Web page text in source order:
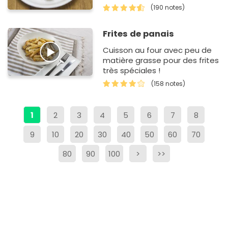
(190 notes)
Frites de panais
Cuisson au four avec peu de
matière grasse pour des frites
très spéciales !
(158 notes)
1 2 3 4 5 6 7
8
9
10 20 30 40 50 60
70
80
90 100 > >>